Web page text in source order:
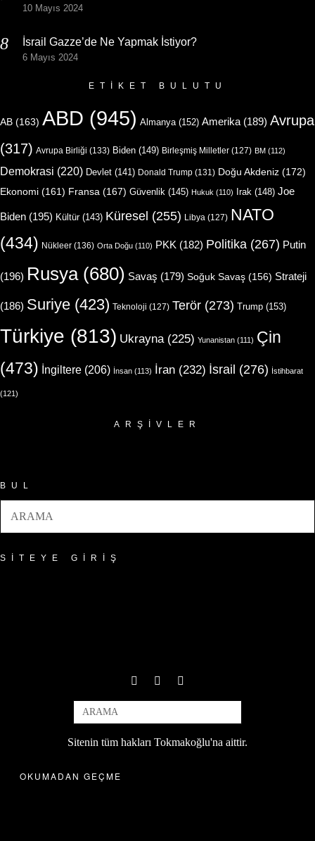
10 Mayıs 2024
İsrail Gazze’de Ne Yapmak İstiyor?
6 Mayıs 2024
ETIKET BULUTU
AB (163) ABD (945) Almanya(152) Amerika (189) Avrupa
(317) Avrupa Birliği (133) Biden (149) Birleşmiş Milletler (127) BM (112)
Demokrasi (220) Devlet (141) Donald Trump (131) Doğu Akdeniz (172)
Ekonomi (161) Fransa (167) Güvenlik (145) Hukuk (110) Irak (148) Joe
Biden (195) Kültür(143) Küresel (255) Libya (127) NATO
(434) Nükleer (136) Orta Doğu (110) PKK (182) Politika (267) Putin
(196) Rusya(680) Savaş (179) Soğuk Savaş (156) Strateji
(186) Suriye (423) Teknoloji (127) Terör (273) Trump (153)
Türkiye (813) Ukrayna(225) Yunanistan (111) Çin
(473) İngiltere (206) İnsan (113) İran (232) İsrail (276) İstihbarat
(121)
ARŞIVLER
BUL
SITEYE GIRIŞ
Sitenin tüm hakları Tokmakoğlu'na aittir.
OKUMADAN GEÇME